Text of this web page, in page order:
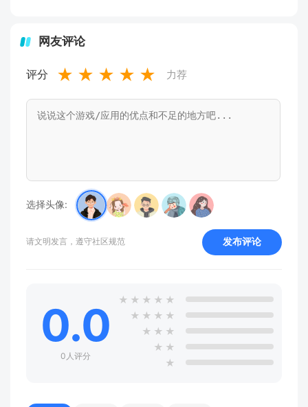
网友评论
评分 ★ ★ ★ ★ ★ 力荐
选择头像:
请文明发言，遵守社区规范 发布评论
0.0
0人评分
★ ★ ★ ★ ★
★ ★ ★ ★
★ ★ ★
★ ★
★